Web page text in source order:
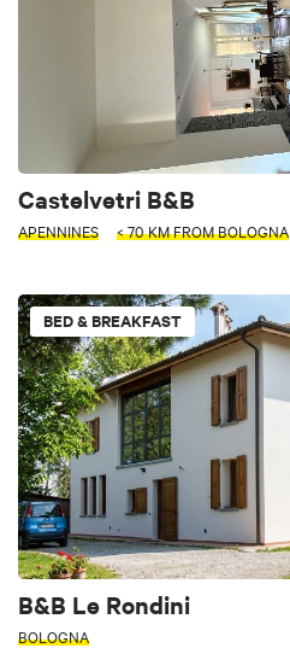
Castelvetri B&B
APENNINES < 70 KM FROM BOLOGNA
BED & BREAKFAST
B&B Le Rondini
BOLOGNA